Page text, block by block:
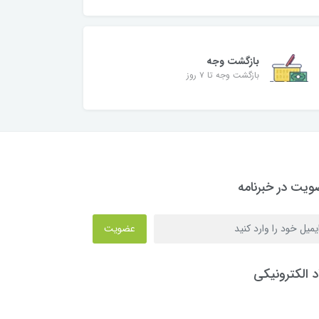
بازگشت وجه
بازگشت وجه تا ۷ روز
در خبرنامه
عضویت
الکترونیکی